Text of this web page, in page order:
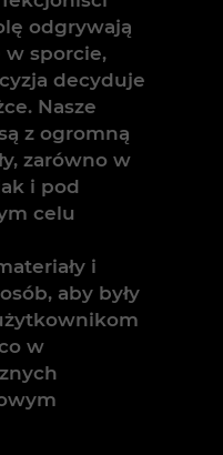
odgrywają
w sporcie,
decyduje
Nasze
z ogromną
zarówno w
i pod
celu
i
aby były
w